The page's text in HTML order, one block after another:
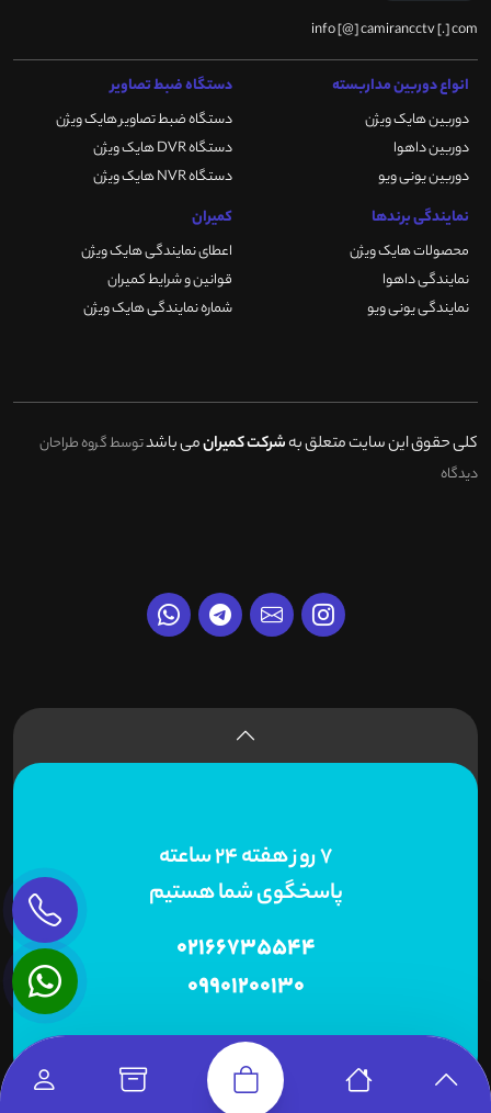
info [@] camirancctv [.] com
انواع دوربین مداربسته
دوربین هایک ویژن
دوربین داهوا
دوربین یونی ویو
دستگاه ضبط تصاویر
دستگاه ضبط تصاویر هایک ویژن
دستگاه DVR هایک ویژن
دستگاه NVR هایک ویژن
نمایندگی برندها
محصولات هایک ویژن
نمایندگی داهوا
نمایندگی یونی ویو
کمیران
اعطای نمایندگی هایک ویژن
قوانین و شرایط کمیران
شماره نمایندگی هایک ویژن
کلی حقوق این سایت متعلق بهشرکت کمیرانمی باشدتوسط گروه طراحان
دیدگاه
7 روز هفته 24 ساعته
پاسخگوی شما هستیم
02166735544
09901200130